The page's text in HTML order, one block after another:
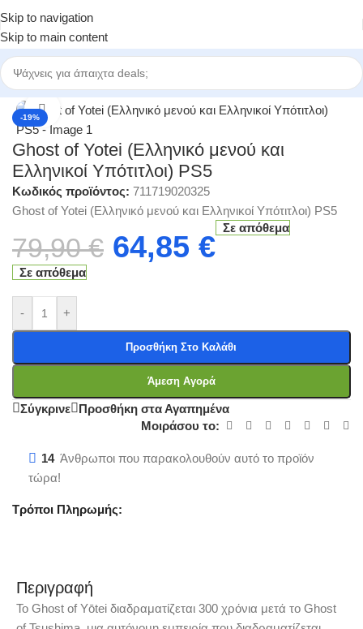
Skip to navigation
Skip to main content
Αρχική σελίδα/Κατηγορίες/Ηλεκτρονικά Παιχνίδια/PS5 Games
-19%
Click to enlarge
Ghost of Yotei (Ελληνικό μενού και
Ελληνικοί Υπότιτλοι) PS5
Κωδικός προϊόντος: 711719020325
Ghost of Yotei (Ελληνικό μενού και Ελληνικοί Υπότιτλοι) PS5
79,90€ 64,85 €
Σε απόθεμα
Σε απόθεμα
- +
Προσθήκη Στο Καλάθι
Άμεση Αγορά
Σύγκρινε
Προσθήκη στα Αγαπημένα
Μοιράσου το:
14 Άνθρωποι που παρακολουθούν αυτό το προϊόν
τώρα!
Τρόποι Πληρωμής:
Περιγραφή
Το Ghost of Yōtei διαδραματίζεται 300 χρόνια μετά το Ghost